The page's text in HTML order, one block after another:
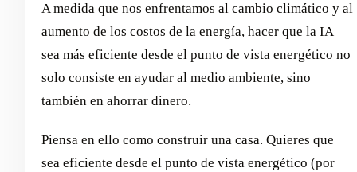
A medida que nos enfrentamos al cambio climático y al
aumento de los costos de la energía, hacer que la IA
sea más eficiente desde el punto de vista energético no
solo consiste en ayudar al medio ambiente, sino
también en ahorrar dinero.
Piensa en ello como construir una casa. Quieres que
sea eficiente desde el punto de vista energético (por